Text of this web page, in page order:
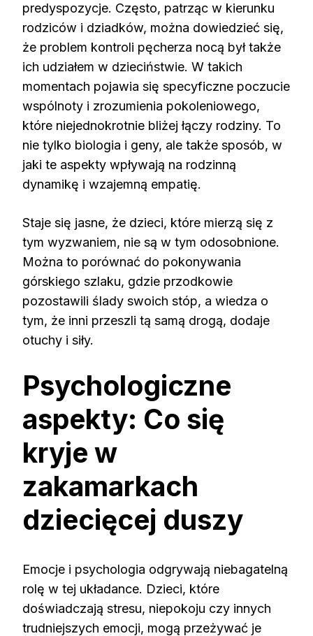
predyspozycje. Często, patrząc w kierunku
rodziców i dziadków, można dowiedzieć się,
że problem kontroli pęcherza nocą był także
ich udziałem w dzieciństwie. W takich
momentach pojawia się specyficzne poczucie
wspólnoty i zrozumienia pokoleniowego,
które niejednokrotnie bliżej łączy rodziny. To
nie tylko biologia i geny, ale także sposób, w
jaki te aspekty wpływają na rodzinną
dynamikę i wzajemną empatię.
Staje się jasne, że dzieci, które mierzą się z
tym wyzwaniem, nie są w tym odosobnione.
Można to porównać do pokonywania
górskiego szlaku, gdzie przodkowie
pozostawili ślady swoich stóp, a wiedza o
tym, że inni przeszli tą samą drogą, dodaje
otuchy i siły.
Psychologiczne
aspekty: Co się
kryje w
zakamarkach
dziecięcej duszy
Emocje i psychologia odgrywają niebagatelną
rolę w tej układance. Dzieci, które
doświadczają stresu, niepokoju czy innych
trudniejszych emocji, mogą przeżywać je